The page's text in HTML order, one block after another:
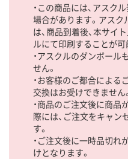
・この商品には、アスク
場合があります。アス
は、商品到着後、本サイ
ルにて印刷することが可
・アスクルのダンボー
せん。
・お客様のご都合による
交換はお受けできません。
・商品のご注文後に商
際には、ご注文をキャン
す。
・ご注文後に一時品切れ
けとなります。